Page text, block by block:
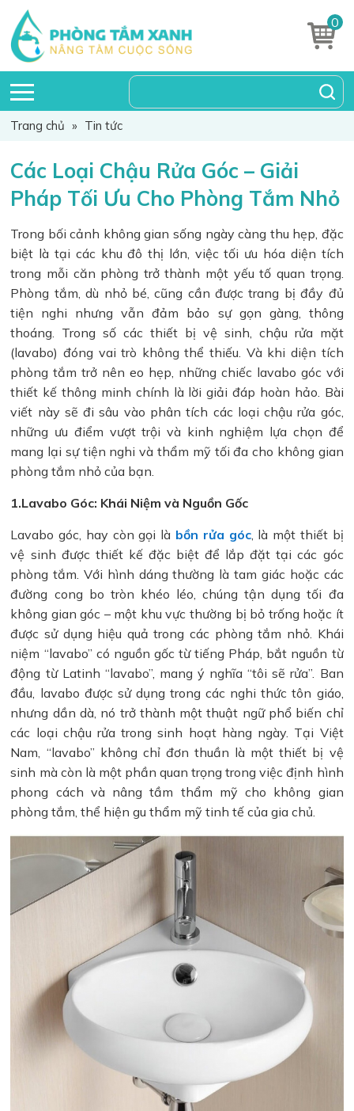
0
Trang chủ » Tin tức
Các Loại Chậu Rửa Góc – Giải
Pháp Tối Ưu Cho Phòng Tắm Nhỏ
Trong bối cảnh không gian sống ngày càng thu hẹp, đặc
biệt là tại các khu đô thị lớn, việc tối ưu hóa diện tích
trong mỗi căn phòng trở thành một yếu tố quan trọng.
Phòng tắm, dù nhỏ bé, cũng cần được trang bị đầy đủ
tiện nghi nhưng vẫn đảm bảo sự gọn gàng, thông
thoáng. Trong số các thiết bị vệ sinh, chậu rửa mặt
(lavabo) đóng vai trò không thể thiếu. Và khi diện tích
phòng tắm trở nên eo hẹp, những chiếc lavabo góc với
thiết kế thông minh chính là lời giải đáp hoàn hảo. Bài
viết này sẽ đi sâu vào phân tích các loại chậu rửa góc,
những ưu điểm vượt trội và kinh nghiệm lựa chọn để
mang lại sự tiện nghi và thẩm mỹ tối đa cho không gian
phòng tắm nhỏ của bạn.
1.Lavabo Góc: Khái Niệm và Nguồn Gốc
Lavabo góc, hay còn gọi là bồn rửa góc, là một thiết bị
vệ sinh được thiết kế đặc biệt để lắp đặt tại các góc
phòng tắm. Với hình dáng thường là tam giác hoặc các
đường cong bo tròn khéo léo, chúng tận dụng tối đa
không gian góc – một khu vực thường bị bỏ trống hoặc ít
được sử dụng hiệu quả trong các phòng tắm nhỏ. Khái
niệm “lavabo” có nguồn gốc từ tiếng Pháp, bắt nguồn từ
động từ Latinh “lavabo”, mang ý nghĩa “tôi sẽ rửa”. Ban
đầu, lavabo được sử dụng trong các nghi thức tôn giáo,
nhưng dần dà, nó trở thành một thuật ngữ phổ biến chỉ
các loại chậu rửa trong sinh hoạt hàng ngày. Tại Việt
Nam, “lavabo” không chỉ đơn thuần là một thiết bị vệ
sinh mà còn là một phần quan trọng trong việc định hình
phong cách và nâng tầm thẩm mỹ cho không gian
phòng tắm, thể hiện gu thẩm mỹ tinh tế của gia chủ.